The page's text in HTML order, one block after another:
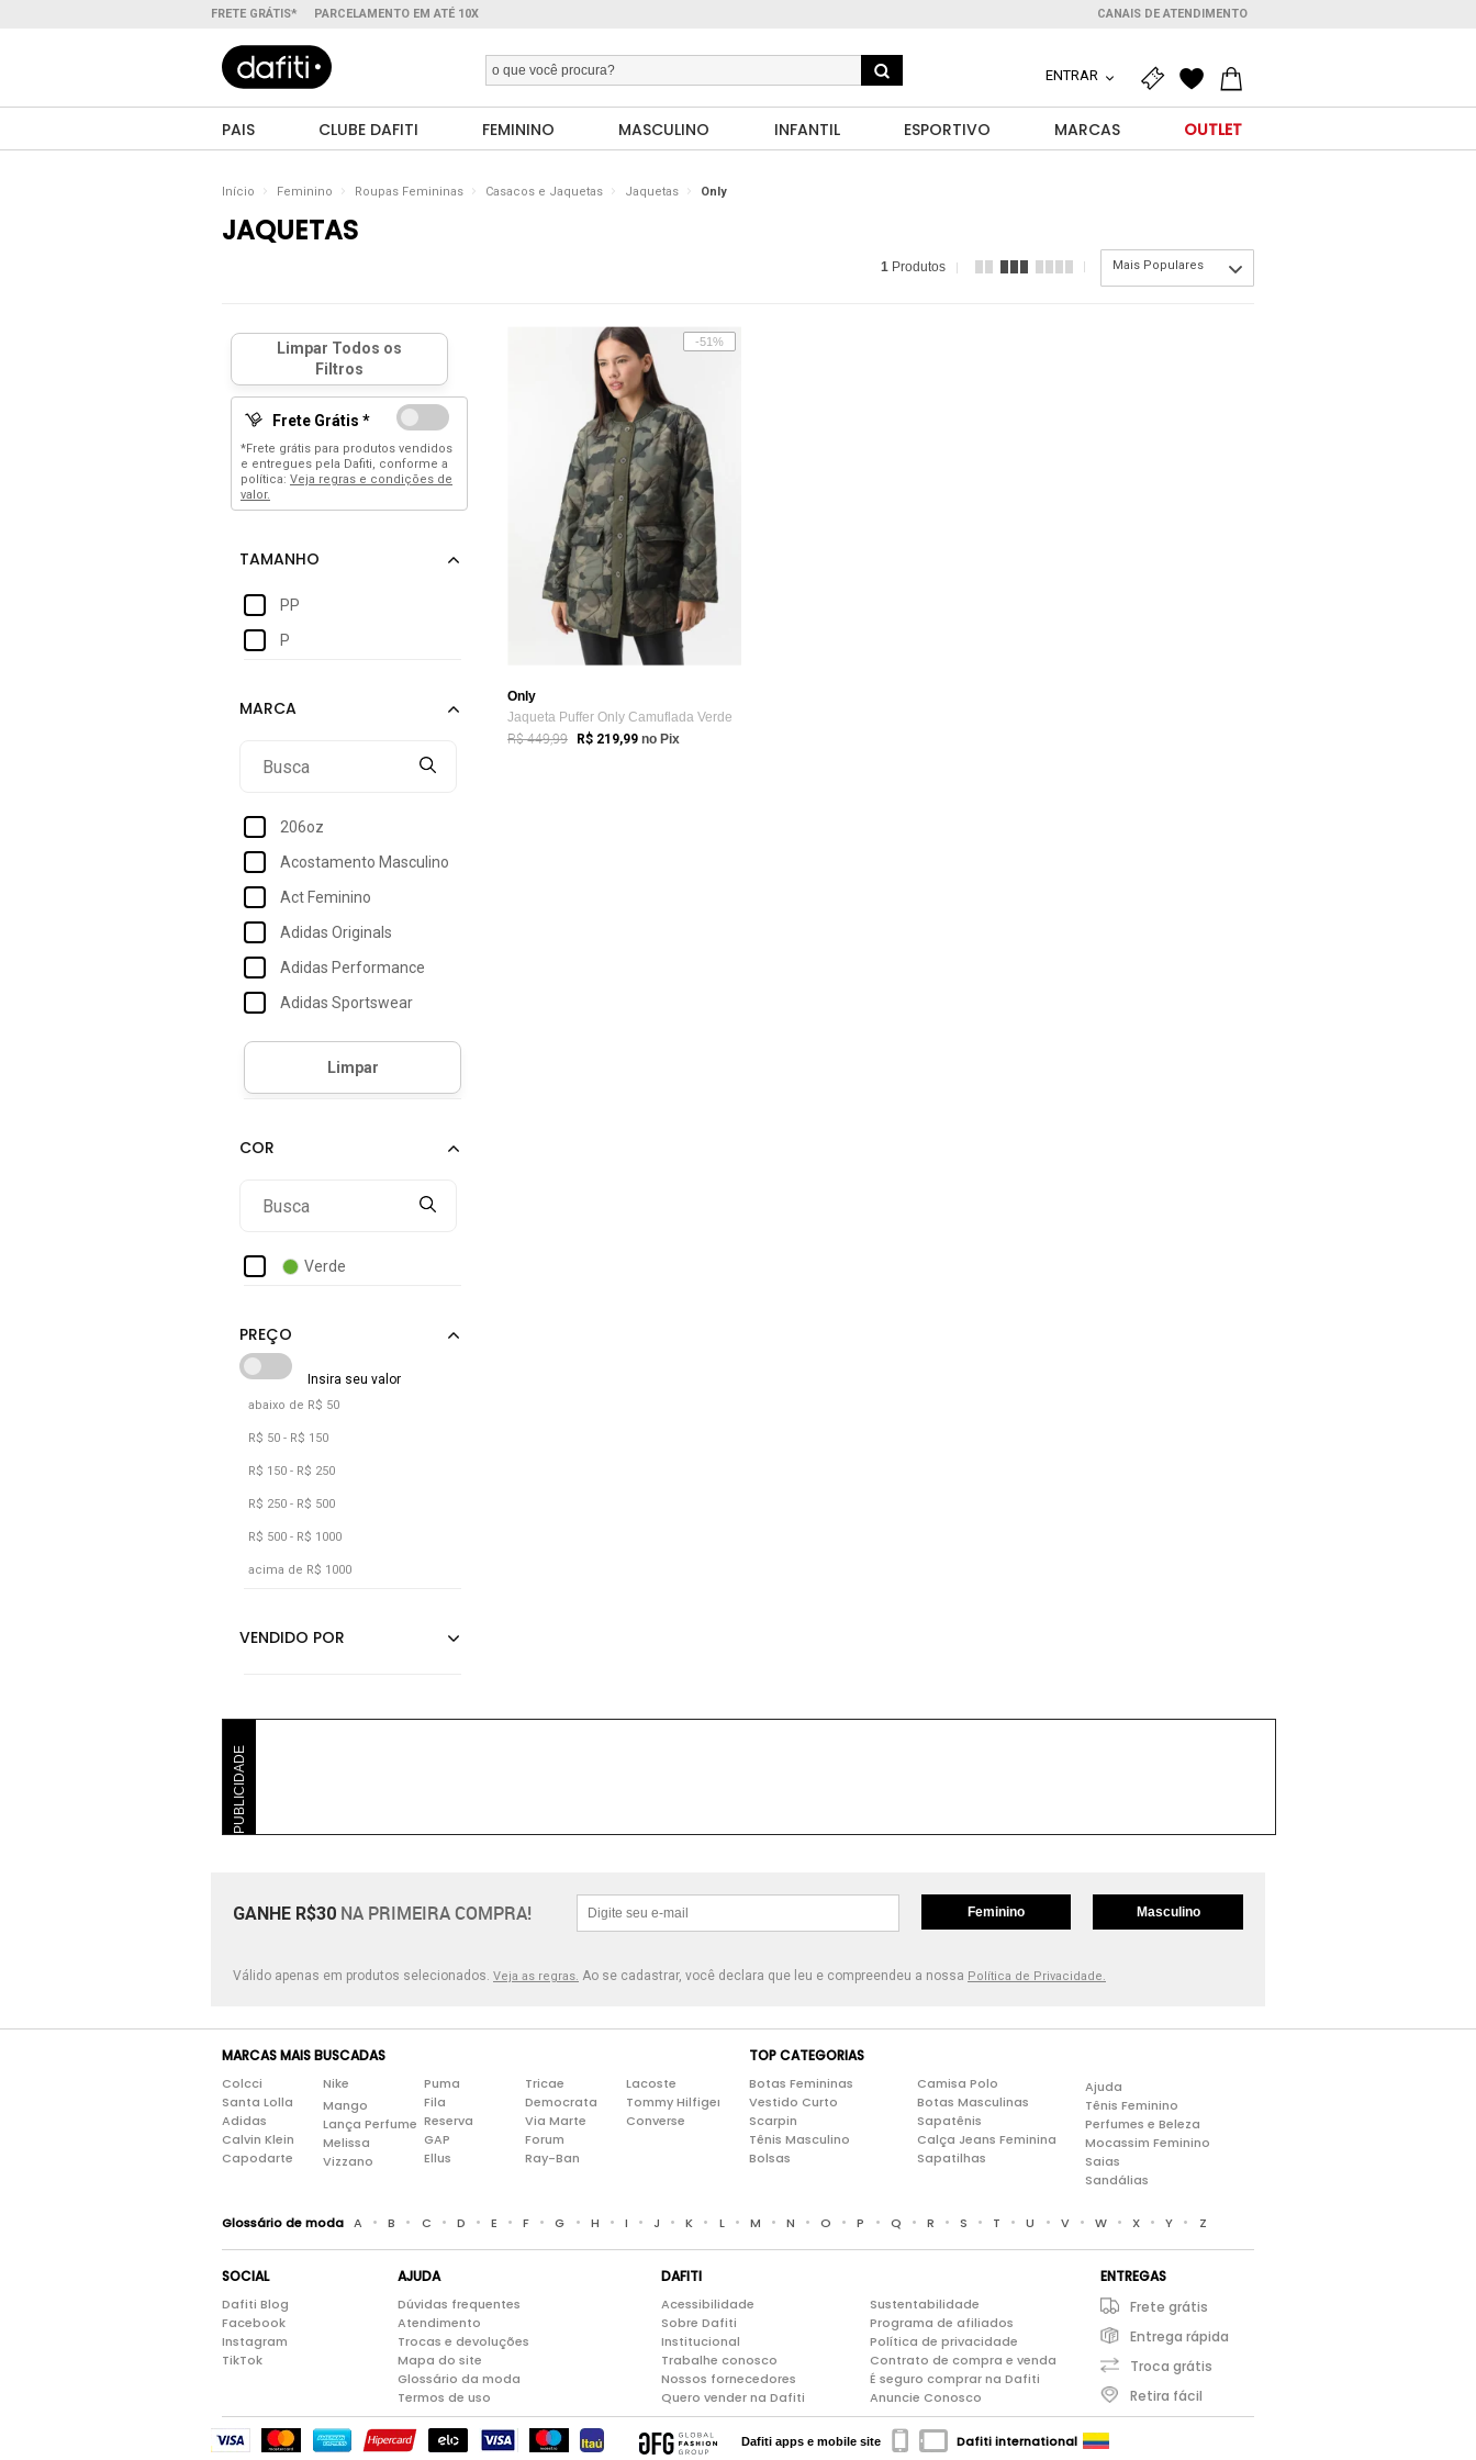
FRETE GRÁTIS* PARCELAMENTO EM ATÉ 10X CANAIS DE ATENDIMENTO
ENTRAR
PAIS CLUBE DAFITI FEMININO MASCULINO INFANTIL ESPORTIVO MARCAS OUTLET
Início Feminino Roupas Femininas Casacos e Jaquetas Jaquetas Only
JAQUETAS
1 Produtos Mais Populares
Frete Grátis *
*Frete grátis para produtos vendidos
e entregues pela Dafiti, conforme a
política: Veja regras e condições de
valor.
PP
P
206oz
Acostamento Masculino
Act Feminino
Adidas Originals
Adidas Performance
Adidas Sportswear
Aishty
Alleppo Jeans
Anticorpus Jeanswear
Avec
Biamar
Bloom
Verde
abaixo de R$ 50
R$ 50 - R$ 150
R$ 150 - R$ 250
R$ 250 - R$ 500
R$ 500 - R$ 1000
acima de R$ 1000
-51%
Only
Jaqueta Puffer Only Camuflada Verde
R$ 449,99 R$ 219,99 no Pix
PUBLICIDADE
GANHE R$30 NA PRIMEIRA COMPRA! Feminino Masculino
Válido apenas em produtos selecionados. Veja as regras. Ao se cadastrar, você declara que leu e compreendeu a nossa Política de Privacidade.
MARCAS MAIS BUSCADAS
Colcci
Santa Lolla
Adidas
Calvin Klein
Capodarte
Nike
Mango
Lança Perfume
Melissa
Vizzano
Puma
Fila
Reserva
GAP
Ellus
Tricae
Democrata
Via Marte
Forum
Ray-Ban
Lacoste
Tommy Hilfiger
Converse
TOP CATEGORIAS
Botas Femininas
Vestido Curto
Scarpin
Tênis Masculino
Bolsas
Camisa Polo
Botas Masculinas
Sapatênis
Calça Jeans Feminina
Sapatilhas
Ajuda
Tênis Feminino
Perfumes e Beleza
Mocassim Feminino
Saias
Sandálias
Glossário de moda A • B • C • D • E • F • G • H • I • J • K • L • M • N • O • P • Q • R • S • T • U • V • W • X • Y • Z
SOCIAL
Dafiti Blog
Facebook
Instagram
TikTok
AJUDA
Dúvidas frequentes
Atendimento
Trocas e devoluções
Mapa do site
Glossário da moda
Termos de uso
DAFITI
Acessibilidade
Sobre Dafiti
Institucional
Trabalhe conosco
Nossos fornecedores
Quero vender na Dafiti
Sustentabilidade
Programa de afiliados
Política de privacidade
Contrato de compra e venda
É seguro comprar na Dafiti
Anuncie Conosco
ENTREGAS
Frete grátis
Entrega rápida
Troca grátis
Retira fácil
Dafiti apps e mobile site Dafiti international